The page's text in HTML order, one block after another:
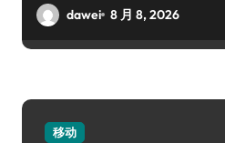
dawei 8 月 8, 2026
移动